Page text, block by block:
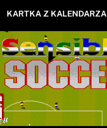
KARTKA Z KALENDARZA